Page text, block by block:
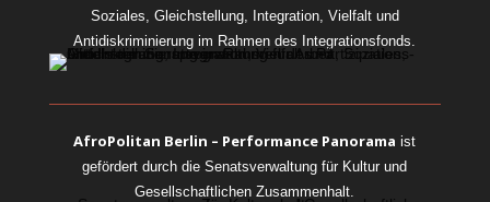
Soziales, Gleichstellung, Integration, Vielfalt und
Antidiskriminierung im Rahmen des Integrationsfonds.
AfroPolitan Berlin – Performance Panorama ist
gefördert durch die Senatsverwaltung für Kultur und
Gesellschaftlichen Zusammenhalt.